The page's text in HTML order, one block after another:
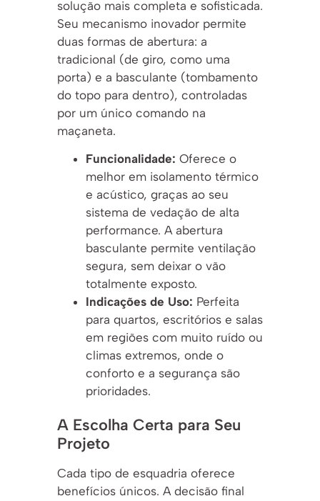
solução mais completa e sofisticada.
Seu mecanismo inovador permite
duas formas de abertura: a
tradicional (de giro, como uma
porta) e a basculante (tombamento
do topo para dentro), controladas
por um único comando na
maçaneta.
Funcionalidade: Oferece o
melhor em isolamento térmico
e acústico, graças ao seu
sistema de vedação de alta
performance. A abertura
basculante permite ventilação
segura, sem deixar o vão
totalmente exposto.
Indicações de Uso: Perfeita
para quartos, escritórios e salas
em regiões com muito ruído ou
climas extremos, onde o
conforto e a segurança são
prioridades.
A Escolha Certa para Seu
Projeto
Cada tipo de esquadria oferece
benefícios únicos. A decisão final